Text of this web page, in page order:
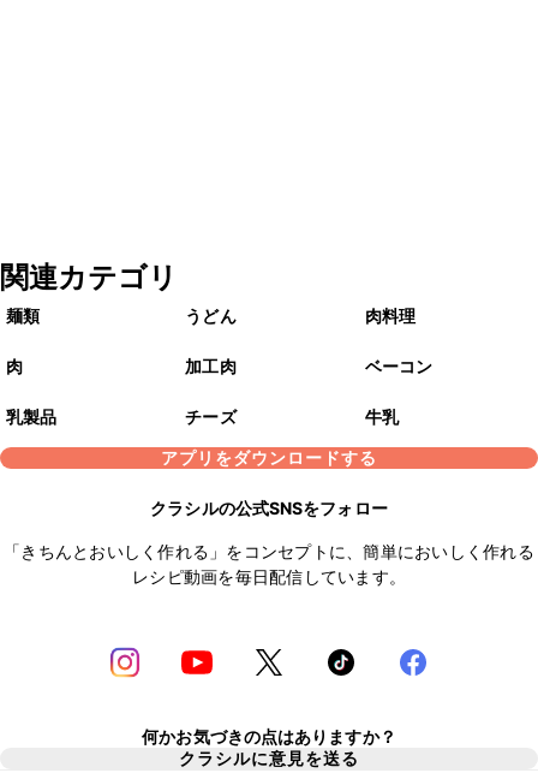
関連カテゴリ
麺類 うどん 肉料理
肉 加工肉 ベーコン
乳製品 チーズ
牛乳
アプリをダウンロードする
クラシルの公式SNSをフォロー
「きちんとおいしく作れる」をコンセプトに、簡単においしく作れる
レシピ動画を毎日配信しています。
何かお気づきの点はありますか？
クラシルに意見を送る